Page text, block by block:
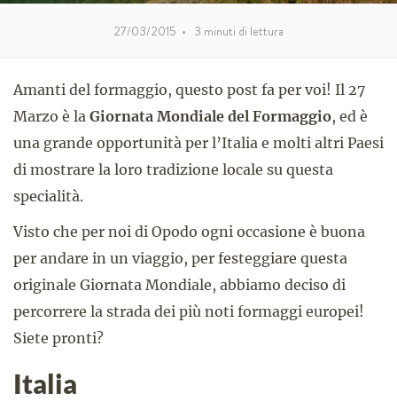
27/03/2015 • 3 minuti di lettura
Amanti del formaggio, questo post fa per voi! Il 27
Marzo è la Giornata Mondiale del Formaggio, ed è
una grande opportunità per l’Italia e molti altri Paesi
di mostrare la loro tradizione locale su questa
specialità.
Visto che per noi di Opodo ogni occasione è buona
per andare in un viaggio, per festeggiare questa
originale Giornata Mondiale, abbiamo deciso di
percorrere la strada dei più noti formaggi europei!
Siete pronti?
Italia